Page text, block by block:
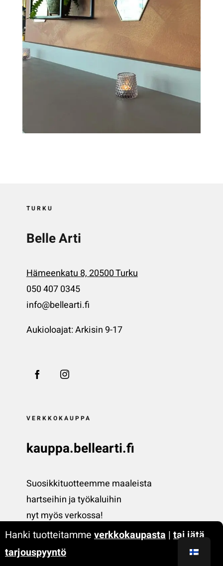
TURKU
Belle Arti
Hämeenkatu 8, 20500 Turku
050 407 0345
info@bellearti.fi
Aukioloajat: Arkisin 9-17
VERKKOKAUPPA
kauppa.bellearti.fi
Suosikkituotteemme maaleista
hartseihin ja työkaluihin
nyt myös verkossa!
Hanki tuotteitamme verkkokaupasta | tai jätä
tarjouspyyntö